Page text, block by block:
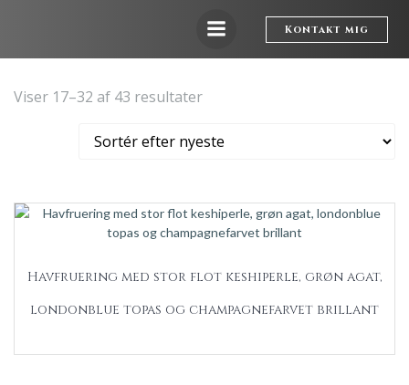
til
Kontakt mig
Viser 17–32 af 43 resultaterSorteret
seneste
Havfruering med stor flot keshiperle, grøn agat,
londonblue topas og champagnefarvet brillant